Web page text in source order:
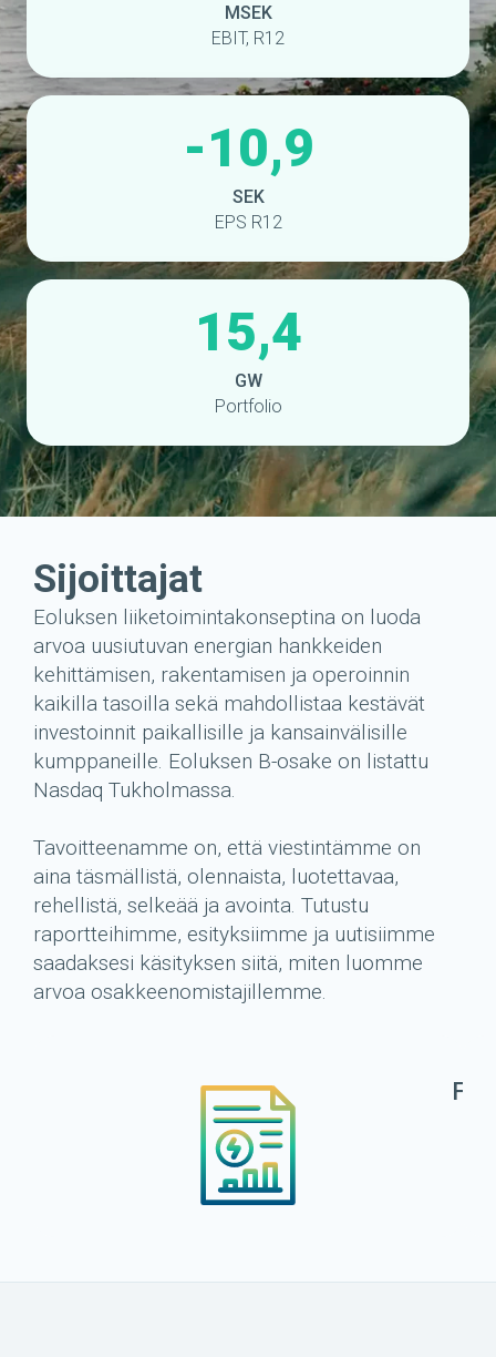
MSEK
EBIT, R12
-10,9
SEK
EPS R12
15,4
GW
Portfolio
Sijoittajat
Eoluksen liiketoimintakonseptina on luoda
arvoa uusiutuvan energian hankkeiden
kehittämisen, rakentamisen ja operoinnin
kaikilla tasoilla sekä mahdollistaa kestävät
investoinnit paikallisille ja kansainvälisille
kumppaneille. Eoluksen B-osake on listattu
Nasdaq Tukholmassa.
Tavoitteenamme on, että viestintämme on
aina täsmällistä, olennaista, luotettavaa,
rehellistä, selkeää ja avointa. Tutustu
raportteihimme, esityksiimme ja uutisiimme
saadaksesi käsityksen siitä, miten luomme
arvoa osakkeenomistajillemme.